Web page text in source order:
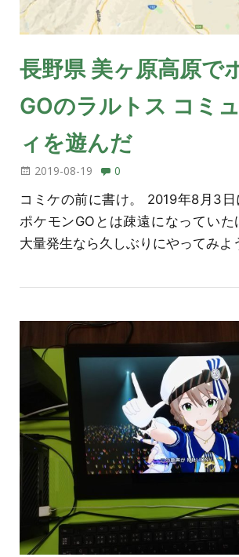
長野県 美ヶ原高原で
GOのラルトス コミ
ィを遊んだ
2019-08-19 0
コミケの前に書け。 2019年8月3日
ポケモンGOとは疎遠になっていた
大量発生なら久しぶりにやってみよ